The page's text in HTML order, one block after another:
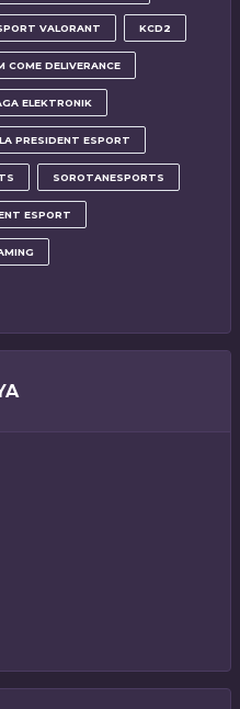
VALORANT KCD2
COME DELIVERANCE
ELEKTRONIK
PRESIDENT ESPORT
SOROTANESPORTS
ESPORT